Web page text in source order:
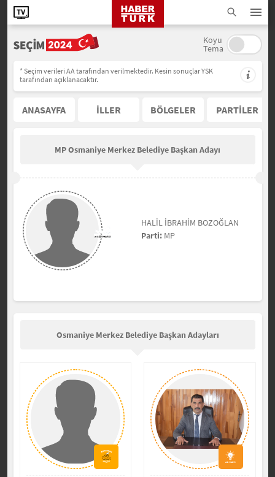
Koyu
Tema
* Seçim verileri AA tarafından verilmektedir. Kesin sonuçlar YSK
tarafından açıklanacaktır.
ANASAYFA İLLER BÖLGELER PARTİLER
MP Osmaniye Merkez Belediye Başkan Adayı
HALİL İBRAHİM BOZOĞLAN
Parti:MP
Osmaniye Merkez Belediye Başkan Adayları